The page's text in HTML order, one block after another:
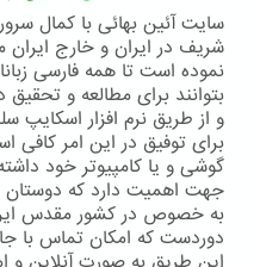
طرف
تلویزیون
پارس
به
ایرانیان
سایت آئین بهائی با کمال
شریف در ایران و خارج ایران
نموده است تا همه فارسی
بتوانند برای مطالعه و تحقیق
و از طریق نرم افزار اسکایپ
برای توفیق در این امر کافی
گوشی و یا کامپیوتر خود
جهت اهمیت دارد که دوستان
به خصوص در کشور مقدس
دوردست که امکان تماس با